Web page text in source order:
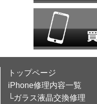
トップページ
iPhone修理内容一覧
└ガラス液晶交換修理